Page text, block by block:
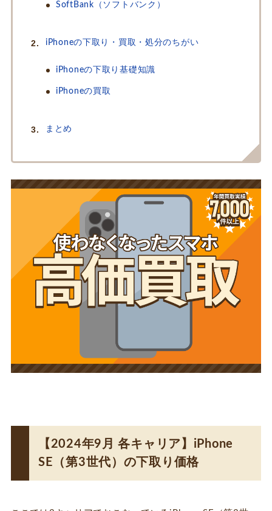
SoftBank（ソフトバンク）
iPhoneの下取り・買取・処分のちがい
iPhoneの下取り基礎知識
iPhoneの買取
まとめ
【2024年9月 各キャリア】iPhone
SE（第3世代）の下取り価格